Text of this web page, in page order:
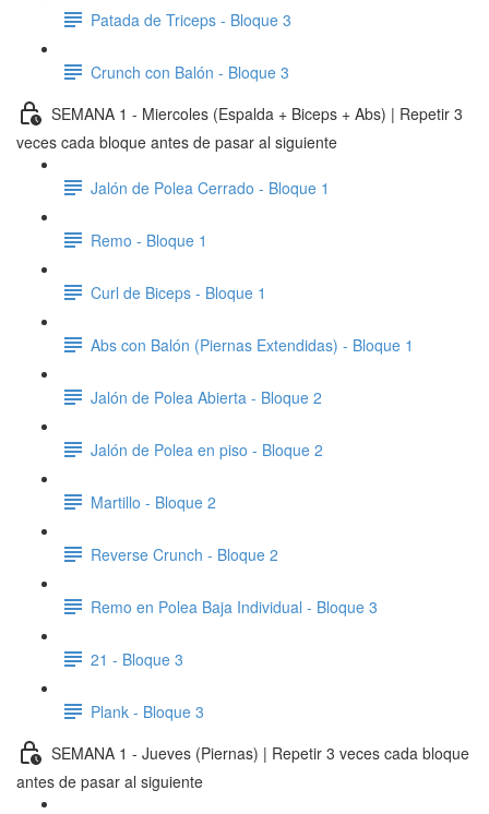
Patada de Triceps - Bloque 3
Crunch con Balón - Bloque 3
SEMANA 1 - Miercoles (Espalda + Biceps + Abs) | Repetir 3
veces cada bloque antes de pasar al siguiente
Jalón de Polea Cerrado - Bloque 1
Remo - Bloque 1
Curl de Biceps - Bloque 1
Abs con Balón (Piernas Extendidas) - Bloque 1
Jalón de Polea Abierta - Bloque 2
Jalón de Polea en piso - Bloque 2
Martillo - Bloque 2
Reverse Crunch - Bloque 2
Remo en Polea Baja Individual - Bloque 3
21 - Bloque 3
Plank - Bloque 3
SEMANA 1 - Jueves (Piernas) | Repetir 3 veces cada bloque
antes de pasar al siguiente